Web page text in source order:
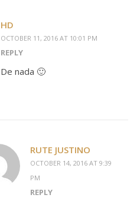
HD
OCTOBER 11, 2016 AT 10:01 PM
REPLY
De nada 🙂
RUTE JUSTINO
OCTOBER 14, 2016 AT 9:39
PM
REPLY